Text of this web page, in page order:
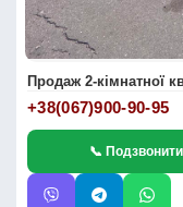
Продаж 2-кімнатної
+38(067)900-90-95
📞 Подзвонити